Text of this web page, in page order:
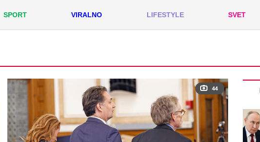
SPORT VIRALNO LIFESTYLE SVET
44